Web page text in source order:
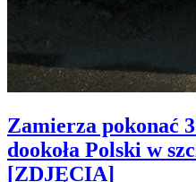
Zamierza pokonać
dookoła Polski w
[ZDJĘCIA]